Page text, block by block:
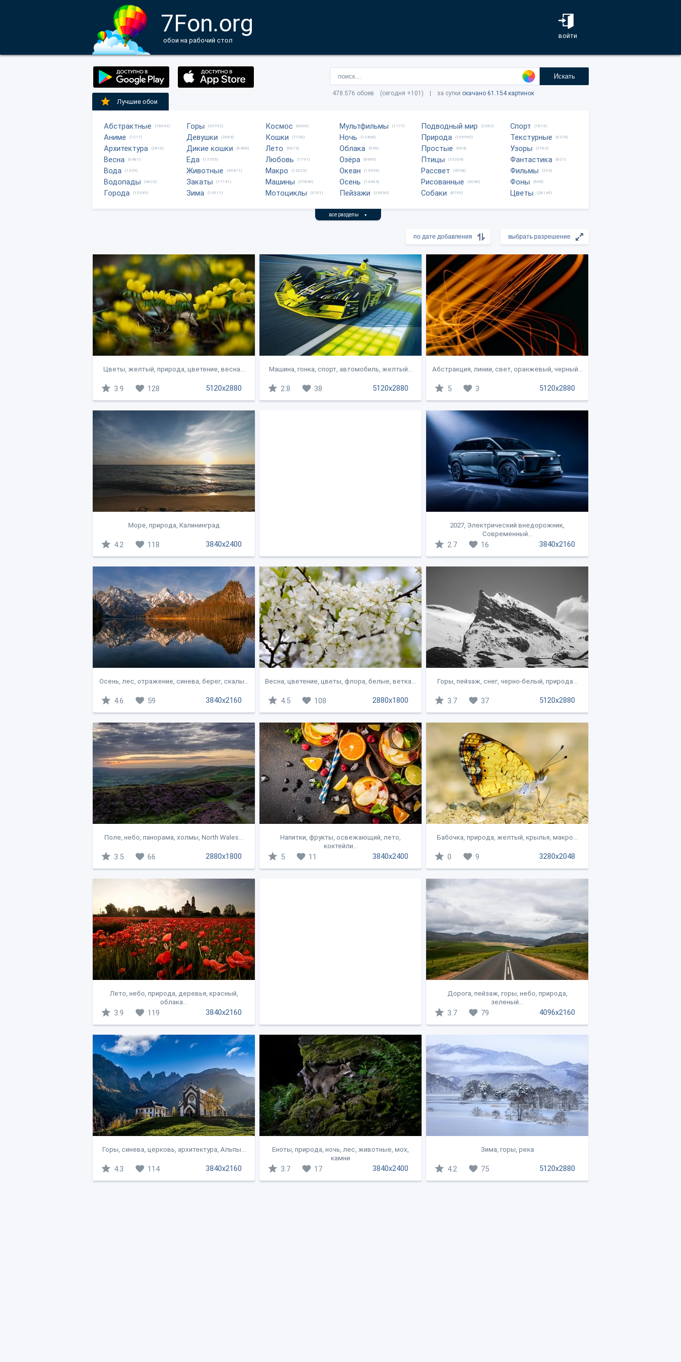
7Fon.org
обои на рабочий стол
войти
Искать
478.576 обоев (сегодня +101) | за сутки скачано 61.154 картинок
Лучшие обои
Абстрактные (18042)
Аниме (1217)
Архитектура (2816)
Весна (6481)
Вода (1335)
Водопады (4623)
Города (15295)
Горы (20702)
Девушки (2684)
Дикие кошки (6488)
Еда (13705)
Животные (49471)
Закаты (17741)
Зима (13511)
Космос (6006)
Кошки (7730)
Лето (9673)
Любовь (1791)
Макро (12625)
Машины (37846)
Мотоциклы (3701)
Мультфильмы (1177)
Ночь (12408)
Облака (945)
Озёра (6989)
Океан (13539)
Осень (14464)
Пейзажи (24590)
Подводный мир (2282)
Природа (105950)
Простые (904)
Птицы (10204)
Рассвет (4538)
Рисованные (4046)
Собаки (8759)
Спорт (1815)
Текстурные (6378)
Узоры (3762)
Фантастика (821)
Фильмы (334)
Фоны (608)
Цветы (28145)
все разделы ▼
Цветы, желтый, природа, цветение, весна...
5120x2880
3.9 128
Машина, гонка, спорт, автомобиль, желтый...
5120x2880
2.8 38
Абстракция, линии, свет, оранжевый, черный...
5120x2880
5 3
Море, природа, Калининград
3840x2400
4.2 118
2027, Электрический внедорожник,
Современный...
3840x2160
2.7 16
Осень, лес, отражение, синева, берег, скалы...
3840x2160
4.6 59
Весна, цветение, цветы, флора, белые, ветка...
2880x1800
4.5 108
Горы, пейзаж, снег, черно-белый, природа...
5120x2880
3.7 37
Поле, небо, панорама, холмы, North Wales...
2880x1800
3.5 66
Напитки, фрукты, освежающий, лето,
коктейли...
3840x2400
5 11
Бабочка, природа, желтый, крылья, макро...
3280x2048
0 9
Лето, небо, природа, деревья, красный,
облака...
3840x2160
3.9 119
Дорога, пейзаж, горы, небо, природа,
зеленый...
4096x2160
3.7 79
Горы, синева, церковь, архитектура, Альпы...
3840x2160
4.3 114
Еноты, природа, ночь, лес, животные, мох,
камни
3840x2400
3.7 17
Зима, горы, река
5120x2880
4.2 75